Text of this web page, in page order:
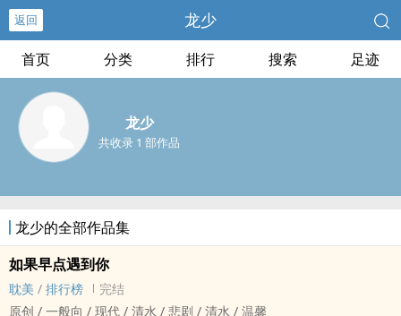
返回 龙少
首页 分类 排行 搜索 足迹
龙少
共收录 1 部作品
龙少的全部作品集
如果早点遇到你
耽美 / 排行榜
完结
原创 / 一般向 / 现代 / 清水 / 悲剧 / 清水 / 温馨